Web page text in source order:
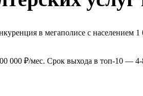
в мегаполисе с населением
000 ₽/мес. Срок выхода в топ-10 —